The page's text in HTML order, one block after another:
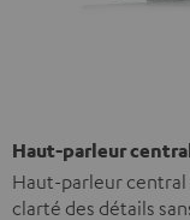
Haut-parleur central
Haut-parleur central
clarté des détails